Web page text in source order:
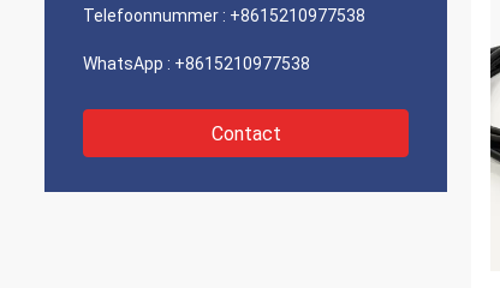
Telefoonnummer : +8615210977538
WhatsApp : +8615210977538
Contact